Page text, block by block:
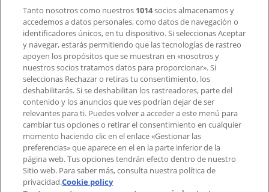
Contacto comercial y de marketing
Tienda mal colocada en el mapa
Notificar un folleto
¿Encontraste un problema en la web o en la
aplicación?
Índices
Marcas
Marcas locales
Negocios
Tanto nosotros como nuestros 1014socios almacenamos y
accedemos a datos personales, como datos de navegación o
identificadores únicos, en tu dispositivo. Si seleccionas Aceptar
y navegar, estarás permitiendo que las tecnologías de rastreo
apoyen los propósitos que se muestran en «nosotros y
nuestros socios tratamos datos para proporcionar». Si
seleccionas Rechazar o retiras tu consentimiento, los
deshabilitarás. Si se deshabilitan los rastreadores, parte del
contenido y los anuncios que ves podrían dejar de ser
relevantes para ti. Puedes volver a acceder a este menú para
cambiar tus opciones o retirar el consentimiento en cualquier
momento haciendo clic en el enlace «Gestionar las
preferencias» que aparece en el en la parte inferior de la
página web. Tus opciones tendrán efecto dentro de nuestro
Sitio web. Para saber más, consulta nuestra política de
privacidad.Cookie policy